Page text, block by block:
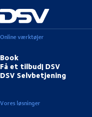
Online værktøjer
Book
Få et tilbud| DSV
DSV Selvbetjening
Vores løsninger